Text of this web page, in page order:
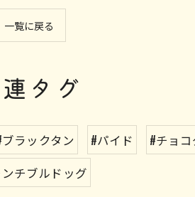
一覧に戻る
タグ
ラックタン #パイド #チョ
チブルドッグ